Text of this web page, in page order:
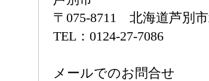
〒075-8711 北海道芦別
TEL：0124-27-7086
メールでのお問合せ